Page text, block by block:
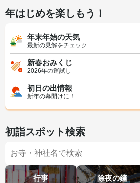
年はじめを楽しもう！
年末年始の天気
最新の見解をチェック
新春おみくじ
2026年の運試し
初日の出情報
新年の幕開けに！
初詣スポット検索
行事 除夜の鐘